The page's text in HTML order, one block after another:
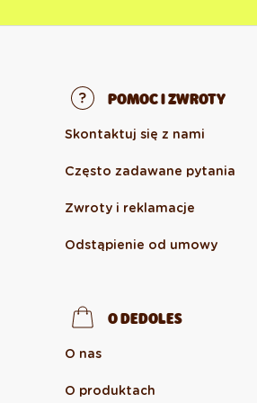
POMOC I ZWROTY
Skontaktuj się z nami
Często zadawane pytania
Zwroty i reklamacje
Odstąpienie od umowy
O DEDOLES
O nas
O produktach